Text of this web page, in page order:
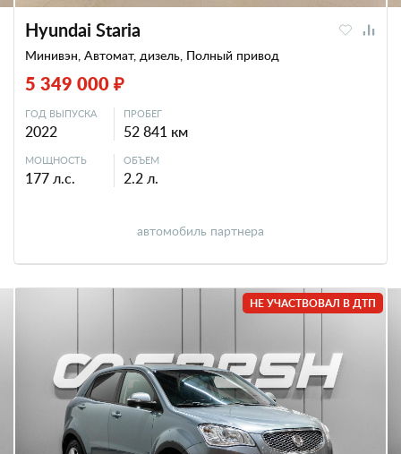
Hyundai Staria
Минивэн, Автомат, дизель, Полный привод
5 349 000 ₽
ГОД ВЫПУСКА
2022
ПРОБЕГ
52 841 км
МОЩНОСТЬ
177 л.с.
ОБЪЕМ
2.2 л.
автомобиль партнера
НЕ УЧАСТВОВАЛ В ДТП